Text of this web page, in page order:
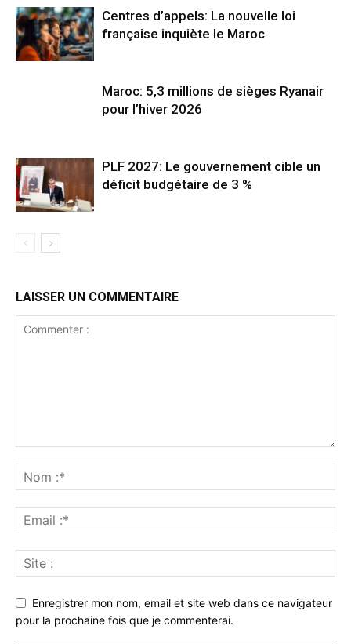
Centres d’appels: La nouvelle loi
française inquiète le Maroc
Maroc: 5,3 millions de sièges Ryanair
pour l’hiver 2026
PLF 2027: Le gouvernement cible un
déficit budgétaire de 3 %
LAISSER UN COMMENTAIRE
Enregistrer mon nom, email et site web dans ce navigateur
pour la prochaine fois que je commenterai.